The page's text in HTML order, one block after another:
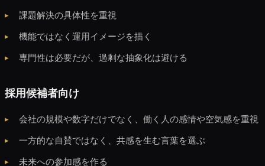
課題解決の具体性を重視
機能ではなく運用イメージを描く
専門性は必要だが、過剰な抽象化は避ける
採用候補者向け
会社の規模や数字だけでなく、働く人の感情や空気感を重視
一方的な自賛ではなく、共感を生む言葉を選ぶ
未来への参加感を作る